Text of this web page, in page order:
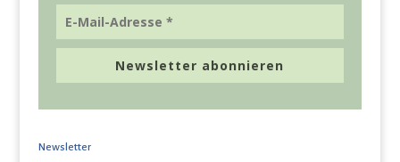
Newsletter abonnieren
Newsletter